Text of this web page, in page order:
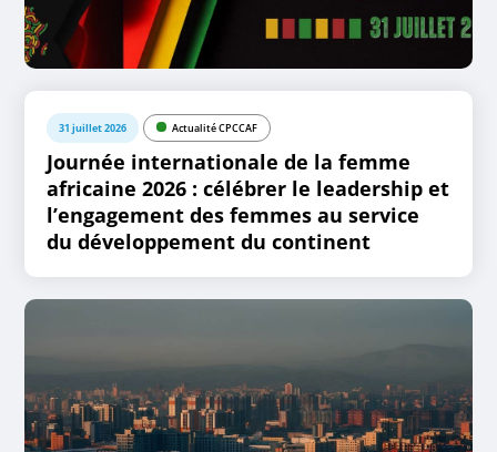
31 juillet 2026 Actualité CPCCAF
Journée internationale de la femme
africaine 2026 : célébrer le leadership et
l’engagement des femmes au service
du développement du continent